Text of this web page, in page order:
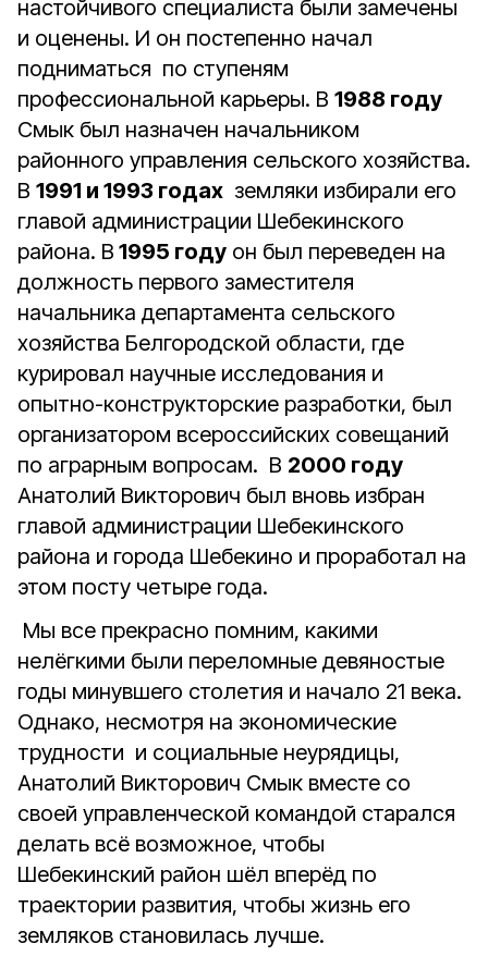
настойчивого специалиста были замечены
и оценены. И он постепенно начал
подниматься по ступеням
профессиональной карьеры. В 1988 году
Смык был назначен начальником
районного управления сельского хозяйства.
В 1991 и 1993 годах земляки избирали его
главой администрации Шебекинского
района. В 1995 году он был переведен на
должность первого заместителя
начальника департамента сельского
хозяйства Белгородской области, где
курировал научные исследования и
опытно-конструкторские разработки, был
организатором всероссийских совещаний
по аграрным вопросам. В 2000 году
Анатолий Викторович был вновь избран
главой администрации Шебекинского
района и города Шебекино и проработал на
этом посту четыре года.
Мы все прекрасно помним, какими
нелёгкими были переломные девяностые
годы минувшего столетия и начало 21 века.
Однако, несмотря на экономические
трудности и социальные неурядицы,
Анатолий Викторович Смык вместе со
своей управленческой командой старался
делать всё возможное, чтобы
Шебекинский район шёл вперёд по
траектории развития, чтобы жизнь его
земляков становилась лучше.